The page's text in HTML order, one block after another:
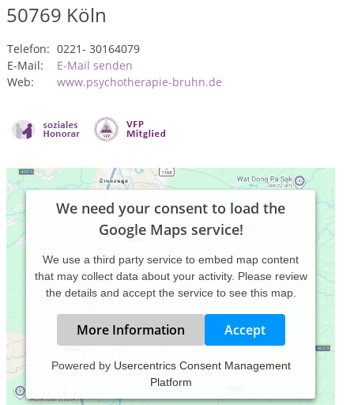
50769 Köln
Telefon: 0221- 30164079
E-Mail:
E-Mail senden
Web:
www.psychotherapie-bruhn.de
We need your consent to load the
Google Maps service!
We use a third party service to embed map content
that may collect data about your activity. Please review
the details and accept the service to see this map.
More Information Accept
Powered by Usercentrics Consent Management
Platform